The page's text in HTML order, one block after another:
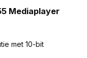
Mediaplayer
met 10-bit